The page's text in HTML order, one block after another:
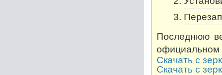
Последнюю
официальном
Скачать с
Скачать с